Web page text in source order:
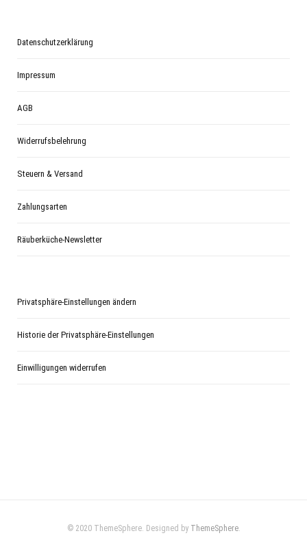
Datenschutzerklärung
Impressum
AGB
Widerrufsbelehrung
Steuern & Versand
Zahlungsarten
Räuberküche-Newsletter
Privatsphäre-Einstellungen ändern
Historie der Privatsphäre-Einstellungen
Einwilligungen widerrufen
© 2020 ThemeSphere. Designed by ThemeSphere.